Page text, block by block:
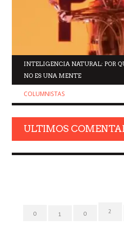
INTELIGENCIA NATURAL: POR
NO ES UNA MENTE
COLUMNISTAS
ULTIMOS
0 1 0 2